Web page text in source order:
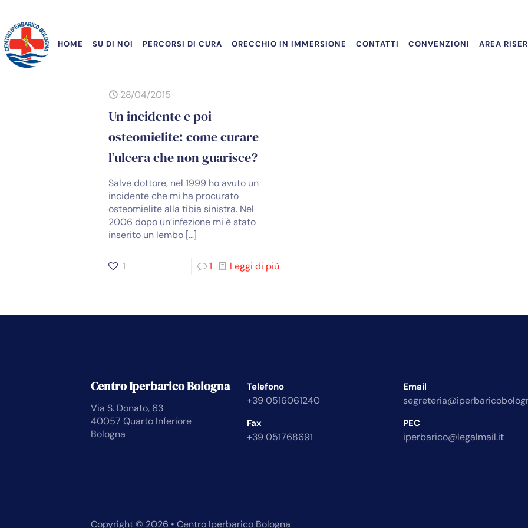
HOME SU DI NOI PERCORSI DI CURA ORECCHIO IN IMMERSIONE CONTATTI CONVENZIONI AREA
28/04/2015
Un incidente e poi
osteomielite: come curare
l’ulcera che non guarisce?
Salve dottore, nel 1999 ho avuto un
incidente che mi ha procurato
osteomielite alla tibia sinistra. Nel
2006 dopo un’infezione mi è stato
inserito un lembo […]
1 1 Leggi di più
Centro Iperbarico Bologna
Via S. Donato, 63
40057 Quarto Inferiore
Bologna
Telefono
+39 0516061240
Fax
+39 051768691
Email
PEC
iperbarico@legalmail.it
Copyright © 2026 • Centro Iperbarico Bologna